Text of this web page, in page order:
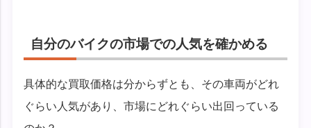
自分のバイクの市場での人気を確かめる
具体的な買取価格は分からずとも、その車両がどれ
ぐらい人気があり、市場にどれぐらい出回っている